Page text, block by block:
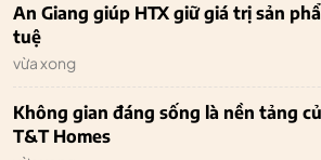
An Giang giúp HTX giữ giá trị sản
tuệ
vừa xong
Không gian đáng sống là nền tảng
T&T Homes